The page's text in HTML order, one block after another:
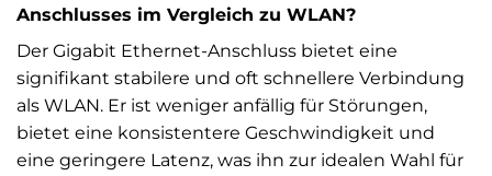
Anschlusses im Vergleich zu WLAN?
Der Gigabit Ethernet-Anschluss bietet eine
signifikant stabilere und oft schnellere Verbindung
als WLAN. Er ist weniger anfällig für Störungen,
bietet eine konsistentere Geschwindigkeit und
eine geringere Latenz, was ihn zur idealen Wahl für